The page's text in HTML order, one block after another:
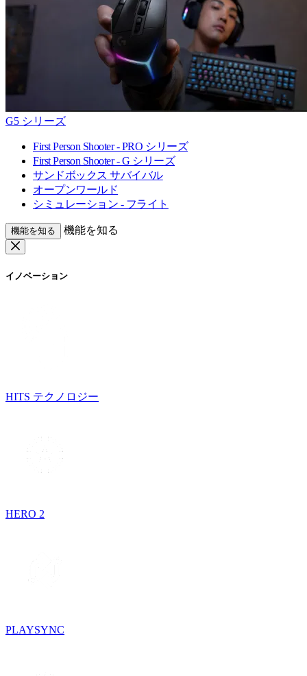
G5 シリーズ
First Person Shooter - PRO シリーズ
First Person Shooter - G シリーズ
サンドボックス サバイバル
オープンワールド
シミュレーション - フライト
機能を知る 機能を知る
イノベーション
HITS テクノロジー
HERO 2
PLAYSYNC